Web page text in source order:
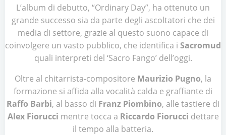
L’album di debutto, “Ordinary Day”, ha ottenuto un
grande successo sia da parte degli ascoltatori che dei
media di settore, grazie al questo suono capace di
coinvolgere un vasto pubblico, che identifica i Sacromud
quali interpreti del ‘Sacro Fango’ dell’oggi.
Oltre al chitarrista-compositore Maurizio Pugno, la
formazione si affida alla vocalità calda e graffiante di
Raffo Barbi, al basso di Franz Piombino, alle tastiere di
Alex Fiorucci mentre tocca a Riccardo Fiorucci dettare
il tempo alla batteria.